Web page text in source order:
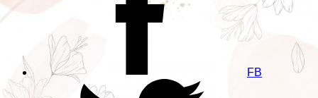
FB